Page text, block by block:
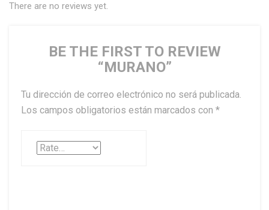
There are no reviews yet.
BE THE FIRST TO REVIEW
“MURANO”
Tu dirección de correo electrónico no será publicada.
Los campos obligatorios están marcados con *